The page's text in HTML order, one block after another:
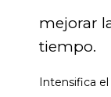
mejorar
tiempo.
Intensifica el